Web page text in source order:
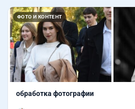
ФОТО И КОНТЕНТ
обработка фотографии